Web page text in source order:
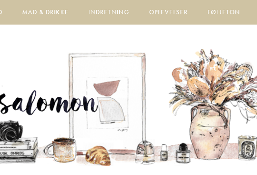
MAD & DRIKKE INDRETNING OPLEVELSER FØLJETON